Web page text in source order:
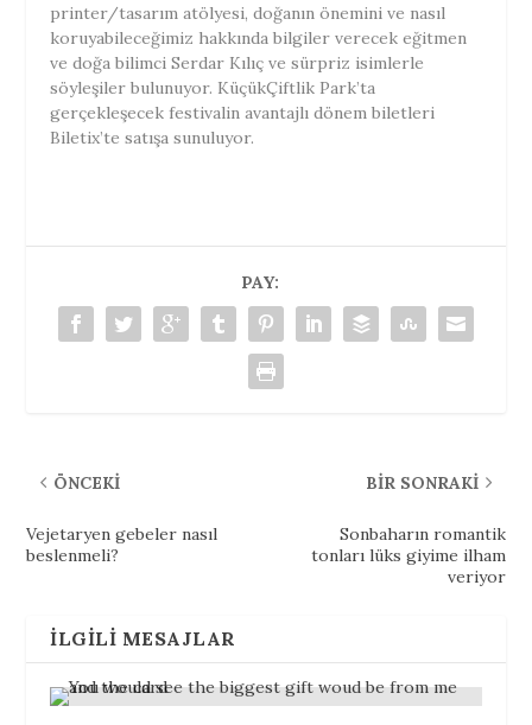
printer/tasarım atölyesi, doğanın önemini ve nasıl
koruyabileceğimiz hakkında bilgiler verecek eğitmen
ve doğa bilimci Serdar Kılıç ve sürpriz isimlerle
söyleşiler bulunuyor. KüçükÇiftlik Park’ta
gerçekleşecek festivalin avantajlı dönem biletleri
Biletix’te satışa sunuluyor.
PAY:
ÖNCEKI
Vejetaryen gebeler nasıl
beslenmeli?
BIR SONRAKI
Sonbaharın romantik
tonları lüks giyime ilham
veriyor
İLGILI MESAJLAR